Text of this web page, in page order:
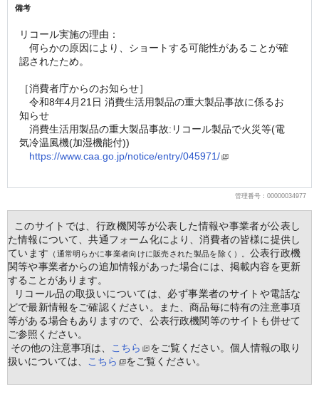
備考
リコール実施の理由：
何らかの原因により、ショートする可能性があることが確
認されたため。
［消費者庁からのお知らせ］
令和8年4月21日 消費生活用製品の重大製品事故に係るお
知らせ
消費生活用製品の重大製品事故:リコール製品で火災等(電
気冷温風機(加湿機能付))
https://www.caa.go.jp/notice/entry/045971/
管理番号：00000034977
このサイトでは、行政機関等が公表した情報や事業者が公表し
た情報について、共通フォーム化により、消費者の皆様に提供し
ています
（通常明らかに事業者向けに販売された製品を除く）。 公表行政機
関等や事業者からの追加情報があった場合には、掲載内容を更新
することがあります。
リコール品の取扱いについては、必ず事業者のサイトや電話な
どで最新情報をご確認ください。また、商品毎に特有の注意事項
等がある場合もありますので、公表行政機関等のサイトも併せて
ご参照ください。
その他の注意事項は、
こちら
をご覧ください。個人情報の取り
扱いについては、
こちら をご覧ください。